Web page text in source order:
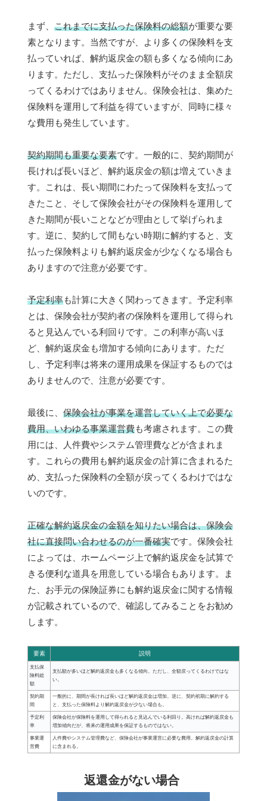
まず、 これまでに支払った保険料の総額が重要な要
素となります。当然ですが、より多くの保険料を支
払っていれば、解約返戻金の額も多くなる傾向にあ
ります。ただし、支払った保険料がそのまま全額戻
ってくるわけではありません。保険会社は、集めた
保険料を運用して利益を得ていますが、同時に様々
な費用も発生しています。
契約期間も重要な要素です。一般的に、契約期間が
長ければ長いほど、解約返戻金の額は増えていきま
す。これは、長い期間にわたって保険料を支払って
きたこと、そして保険会社がその保険料を運用して
きた期間が長いことなどが理由として挙げられま
す。逆に、契約して間もない時期に解約すると、支
払った保険料よりも解約返戻金が少なくなる場合も
ありますので注意が必要です。
予定利率も計算に大きく関わってきます。予定利率
とは、保険会社が契約者の保険料を運用して得られ
ると見込んでいる利回りです。この利率が高いほ
ど、解約返戻金も増加する傾向にあります。ただ
し、予定利率は将来の運用成果を保証するものでは
ありませんので、注意が必要です。
最後に、 保険会社が事業を運営していく上で必要な
費用、いわゆる事業運営費も考慮されます。この費
用には、人件費やシステム管理費などが含まれま
す。これらの費用も解約返戻金の計算に含まれるた
め、支払った保険料の全額が戻ってくるわけではな
いのです。
正確な解約返戻金の金額を知りたい場合は、保険会
社に直接問い合わせるのが一番確実です。保険会社
によっては、ホームページ上で解約返戻金を試算で
きる便利な道具を用意している場合もあります。ま
た、お手元の保険証券にも解約返戻金に関する情報
が記載されているので、確認してみることをお勧め
します。
要素 説明
支払保
険料総
額
支払額が多いほど解約返戻金も多くなる傾向。ただし、全額戻ってくるわけではな
い。
契約期
間
一般的に、期間が長ければ長いほど解約返戻金は増加。逆に、契約初期に解約する
と、支払った保険料より解約返戻金が少ない場合も。
予定利
率
保険会社が保険料を運用して得られると見込んでいる利回り。高ければ解約返戻金も
増加傾向だが、将来の運用成果を保証するものではない。
事業運
営費
人件費やシステム管理費など、保険会社が事業運営に必要な費用。解約返戻金の計算
に含まれる。
返還金がない場合